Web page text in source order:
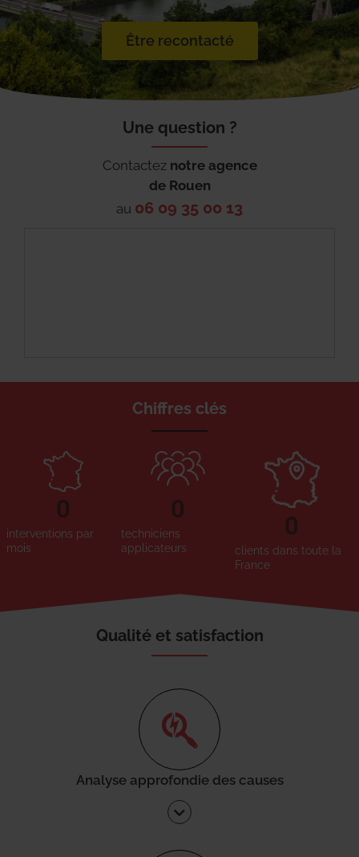
Être recontacté
Une question ?
Contactez notre agence
de Rouen
au 06 09 35 00 13
Chiffres clés
interventions par
mois
0
techniciens
applicateurs
0
clients dans toute la
France
0
Qualité et satisfaction
Analyse approfondie des causes